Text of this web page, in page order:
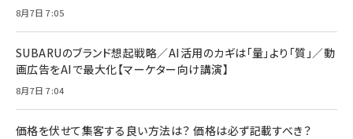
8月7日 7:05
SUBARUのブランド想起戦略／AI活用のカギは「量」より「質」／動
画広告をAIで最大化【マーケター向け講演】
8月7日 7:04
価格を伏せて集客する良い方法は？ 価格は必ず記載すべき？